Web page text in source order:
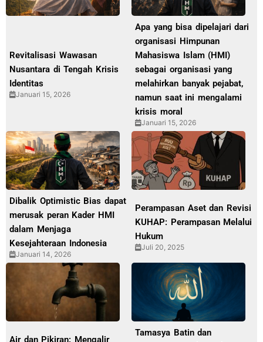
Revitalisasi Wawasan
Nusantara di Tengah Krisis
Identitas
Januari 15, 2026
Apa yang bisa dipelajari dari
organisasi Himpunan
Mahasiswa Islam (HMI)
sebagai organisasi yang
melahirkan banyak pejabat,
namun saat ini mengalami
krisis moral
Januari 15, 2026
Dibalik Optimistic Bias dapat
merusak peran Kader HMI
dalam Menjaga
Kesejahteraan Indonesia
Januari 14, 2026
Perampasan Aset dan Revisi
KUHAP: Perampasan Melalui
Hukum
Juli 20, 2025
Air dan Pikiran: Mengalir
Tamasya Batin dan